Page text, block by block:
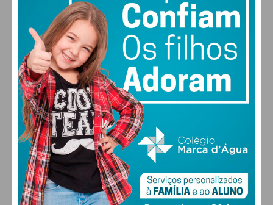
ALTERAR
FARMACIAS DE SERVIÇO EM PAÇOS DE
FERREIRA